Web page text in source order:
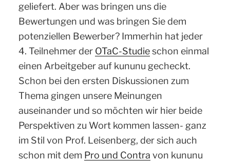
geliefert. Aber was bringen uns die
Bewertungen und was bringen Sie dem
potenziellen Bewerber? Immerhin hat jeder
4. Teilnehmer der OTaC-Studieschon einmal
einen Arbeitgeber auf kununu gecheckt.
Schon bei den ersten Diskussionen zum
Thema gingen unsere Meinungen
auseinander und so möchten wir hier beide
Perspektiven zu Wort kommen lassen- ganz
im Stil von Prof. Leisenberg, der sich auch
schon mit dem Pro und Contra von kununu